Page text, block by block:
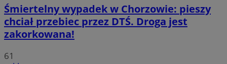
Śmiertelny wypadek w Chorzowie: pieszy
chciał przebiec przez DTŚ. Droga jest
zakorkowana!
61